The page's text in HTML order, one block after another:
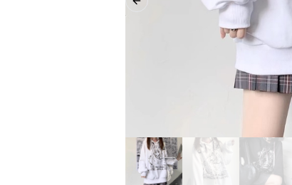
Previous slide